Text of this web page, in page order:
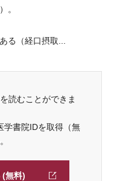
。
（経口摂取...
読むことができま
学書院IDを取得（無
(無料)